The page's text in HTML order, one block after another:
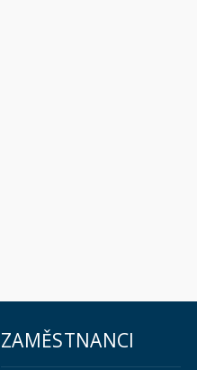
ZAMĚSTNANCI